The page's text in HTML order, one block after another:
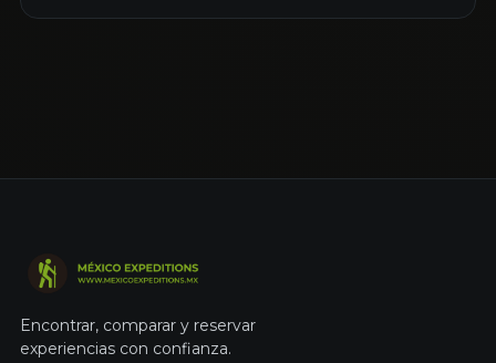
Encontrar, comparar y reservar
experiencias con confianza.